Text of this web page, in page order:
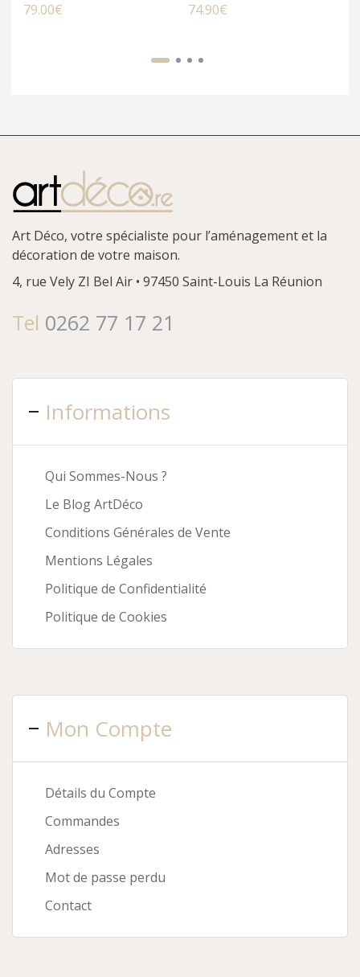
79.00€ 74.90€
Art Déco, votre spécialiste pour l’aménagement et la
décoration de votre maison.
4, rue Vely ZI Bel Air • 97450 Saint-Louis La Réunion
Tel 0262 77 17 21
Informations
Qui Sommes-Nous ?
Le Blog ArtDéco
Conditions Générales de Vente
Mentions Légales
Politique de Confidentialité
Politique de Cookies
Mon Compte
Détails du Compte
Commandes
Adresses
Mot de passe perdu
Contact